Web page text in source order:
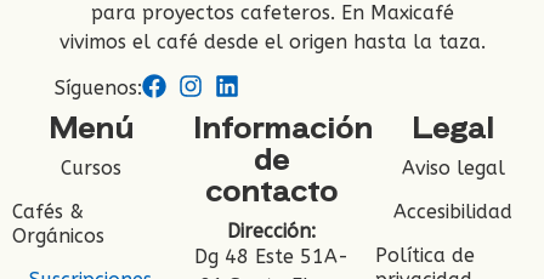
para proyectos cafeteros. En Maxicafé
vivimos el café desde el origen hasta la taza.
Síguenos:
Menú
Cursos
Cafés &
Orgánicos
Información
de
contacto
Dirección:
Dg 48 Este 51A-
Legal
Aviso legal
Accesibilidad
Política de